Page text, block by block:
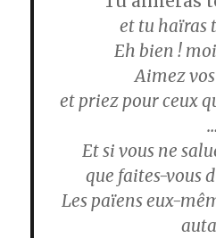
et tu haïras
Eh bien !
Aimez
et priez pour ceux
…
Et si vous ne
que faites-vous
Les païens eux-